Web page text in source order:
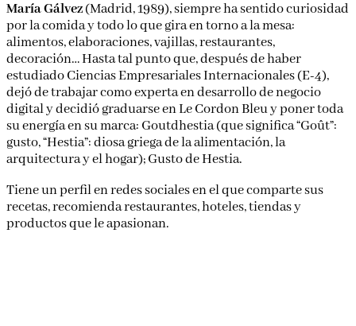
María Gálvez(Madrid, 1989), siempre ha sentido curiosidad
por la comida y todo lo que gira en torno a la mesa:
alimentos, elaboraciones, vajillas, restaurantes,
decoración… Hasta tal punto que, después de haber
estudiado Ciencias Empresariales Internacionales (E-4),
dejó de trabajar como experta en desarrollo de negocio
digital y decidió graduarse en Le Cordon Bleu y poner toda
su energía en su marca: Goutdhestia (que significa “Goût”:
gusto, “Hestia”: diosa griega de la alimentación, la
arquitectura y el hogar); Gusto de Hestia.
Tiene un perfil en redes sociales en el que comparte sus
recetas, recomienda restaurantes, hoteles, tiendas y
productos que le apasionan.